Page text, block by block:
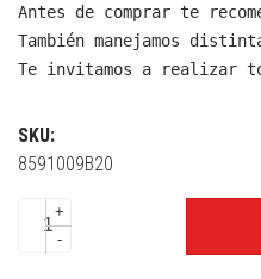
Antes de comprar te
También manejamos
Te invitamos a realizar
SKU:
8591009B20
+
-